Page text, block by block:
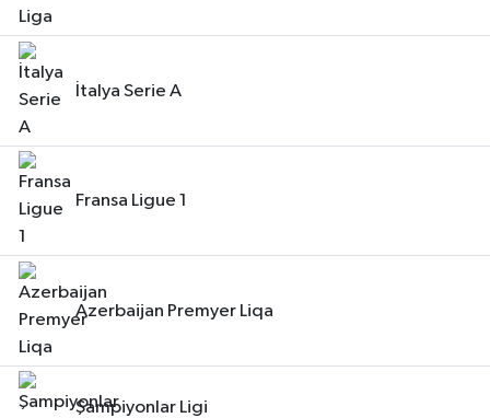
İtalya Serie A
Fransa Ligue 1
Azerbaijan Premyer Liqa
Şampiyonlar Ligi